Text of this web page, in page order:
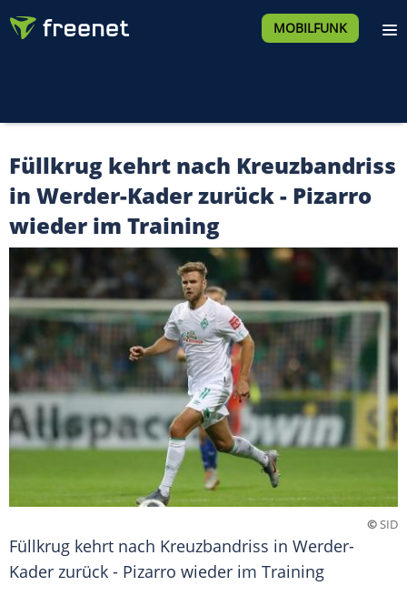
MOBILFUNK
Füllkrug kehrt nach Kreuzbandriss
in Werder-Kader zurück - Pizarro
wieder im Training
©SID
Füllkrug kehrt nach Kreuzbandriss in Werder-
Kader zurück - Pizarro wieder im Training